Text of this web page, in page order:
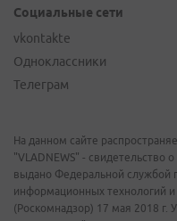
Социальные сети
vkontakte
Одноклассники
Телеграм
На данном сайте
"VLADNEWS" -
выдано Федеральной службой
информационных технологий
(Роскомнадзор) 17 мая 2018 г.